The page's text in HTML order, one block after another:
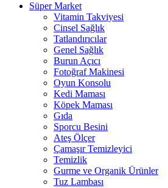
Süper Market
Vitamin Takviyesi
Cinsel Sağlık
Tatlandırıcılar
Genel Sağlık
Burun Açıcı
Fotoğraf Makinesi
Oyun Konsolu
Kedi Maması
Köpek Maması
Gıda
Sporcu Besini
Ateş Ölçer
Çamaşır Temizleyici
Temizlik
Gurme ve Organik Ürünler
Tuz Lambası